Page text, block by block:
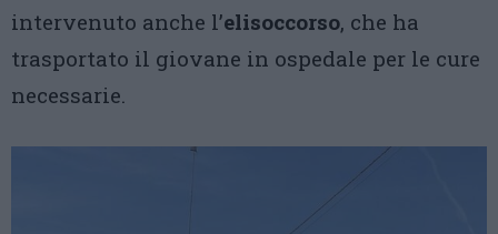
intervenuto anche l’elisoccorso, che ha
trasportato il giovane in ospedale per le cure
necessarie.